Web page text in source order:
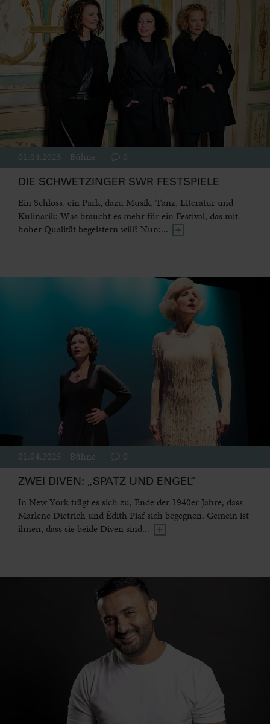
01.04.2025 Bühne 0
DIE SCHWETZINGER SWR FESTSPIELE
Ein Schloss, ein Park, dazu Musik, Tanz, Literatur und
Kulinarik: Was braucht es mehr für ein Festival, das mit
hoher Qualität begeistern will? Nun:...
01.04.2025 Bühne 0
ZWEI DIVEN: „SPATZ UND ENGEL“
In New York trägt es sich zu, Ende der 1940er Jahre, dass
Marlene Dietrich und Édith Piaf sich begegnen. Gemein ist
ihnen, dass sie beide Diven sind...